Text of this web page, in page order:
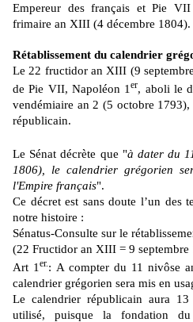
Empereur des français et Pie
frimaire an XIII (4 décembre 1804).
Rétablissement du calendrier
Le 22 fructidor an XIII (9
de Pie VII, Napoléon 1er, aboli le
vendémiaire an 2 (5 octobre
républicain.
Le Sénat décrète que "à dater du
1806), le calendrier grégorien
l'Empire français".
Ce décret est sans doute l’un des
notre histoire :
Sénatus-Consulte sur le
(22 Fructidor an XIII = 9 septembre
Art 1 er.: A compter du 11 nivôse
calendrier grégorien sera mis en
Le calendrier républicain aura
utilisé, puisque la fondation